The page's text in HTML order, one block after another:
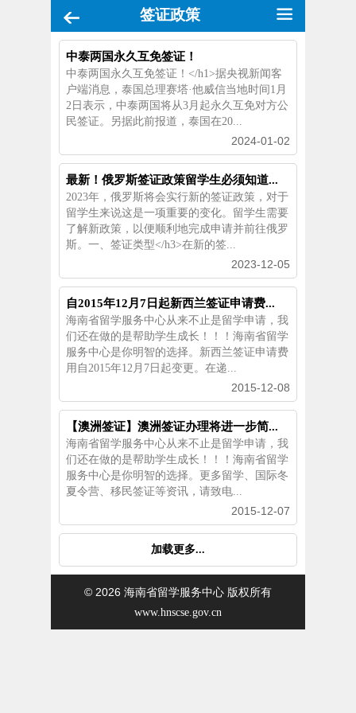
签证政策
中泰两国永久互免签证！
中泰两国永久互免签证！</h1>据央视新闻客
户端消息，泰国总理赛塔·他威信当地时间1月
2日表示，中泰两国将从3月起永久互免对方公
民签证。另据此前报道，泰国在20...
2024-01-02
最新！俄罗斯签证政策留学生必须知道...
2023年，俄罗斯将会实行新的签证政策，对于
留学生来说这是一项重要的变化。留学生需要
了解新政策，以便顺利地完成申请并前往俄罗
斯。一、签证类型</h3>在新的签...
2023-12-05
自2015年12月7日起新西兰签证申请费...
海南省留学服务中心从来不止是留学申请，我
们还在做的是帮助学生成长！！！海南省留学
服务中心是你明智的选择。新西兰签证申请费
用自2015年12月7日起变更。在递...
2015-12-08
【澳洲签证】澳洲签证办理将进一步简...
海南省留学服务中心从来不止是留学申请，我
们还在做的是帮助学生成长！！！海南省留学
服务中心是你明智的选择。更多留学、国际冬
夏令营、移民签证等资讯，请致电...
2015-12-07
加载更多...
© 2026 海南省留学服务中心 版权所有
www.hnscse.gov.cn